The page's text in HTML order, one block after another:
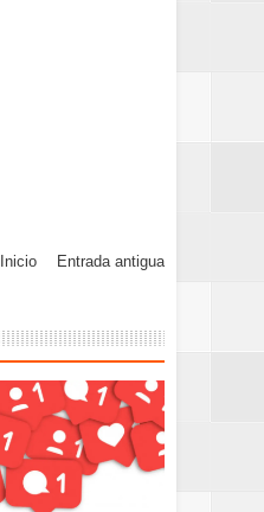
Entrada antigua
Inicio